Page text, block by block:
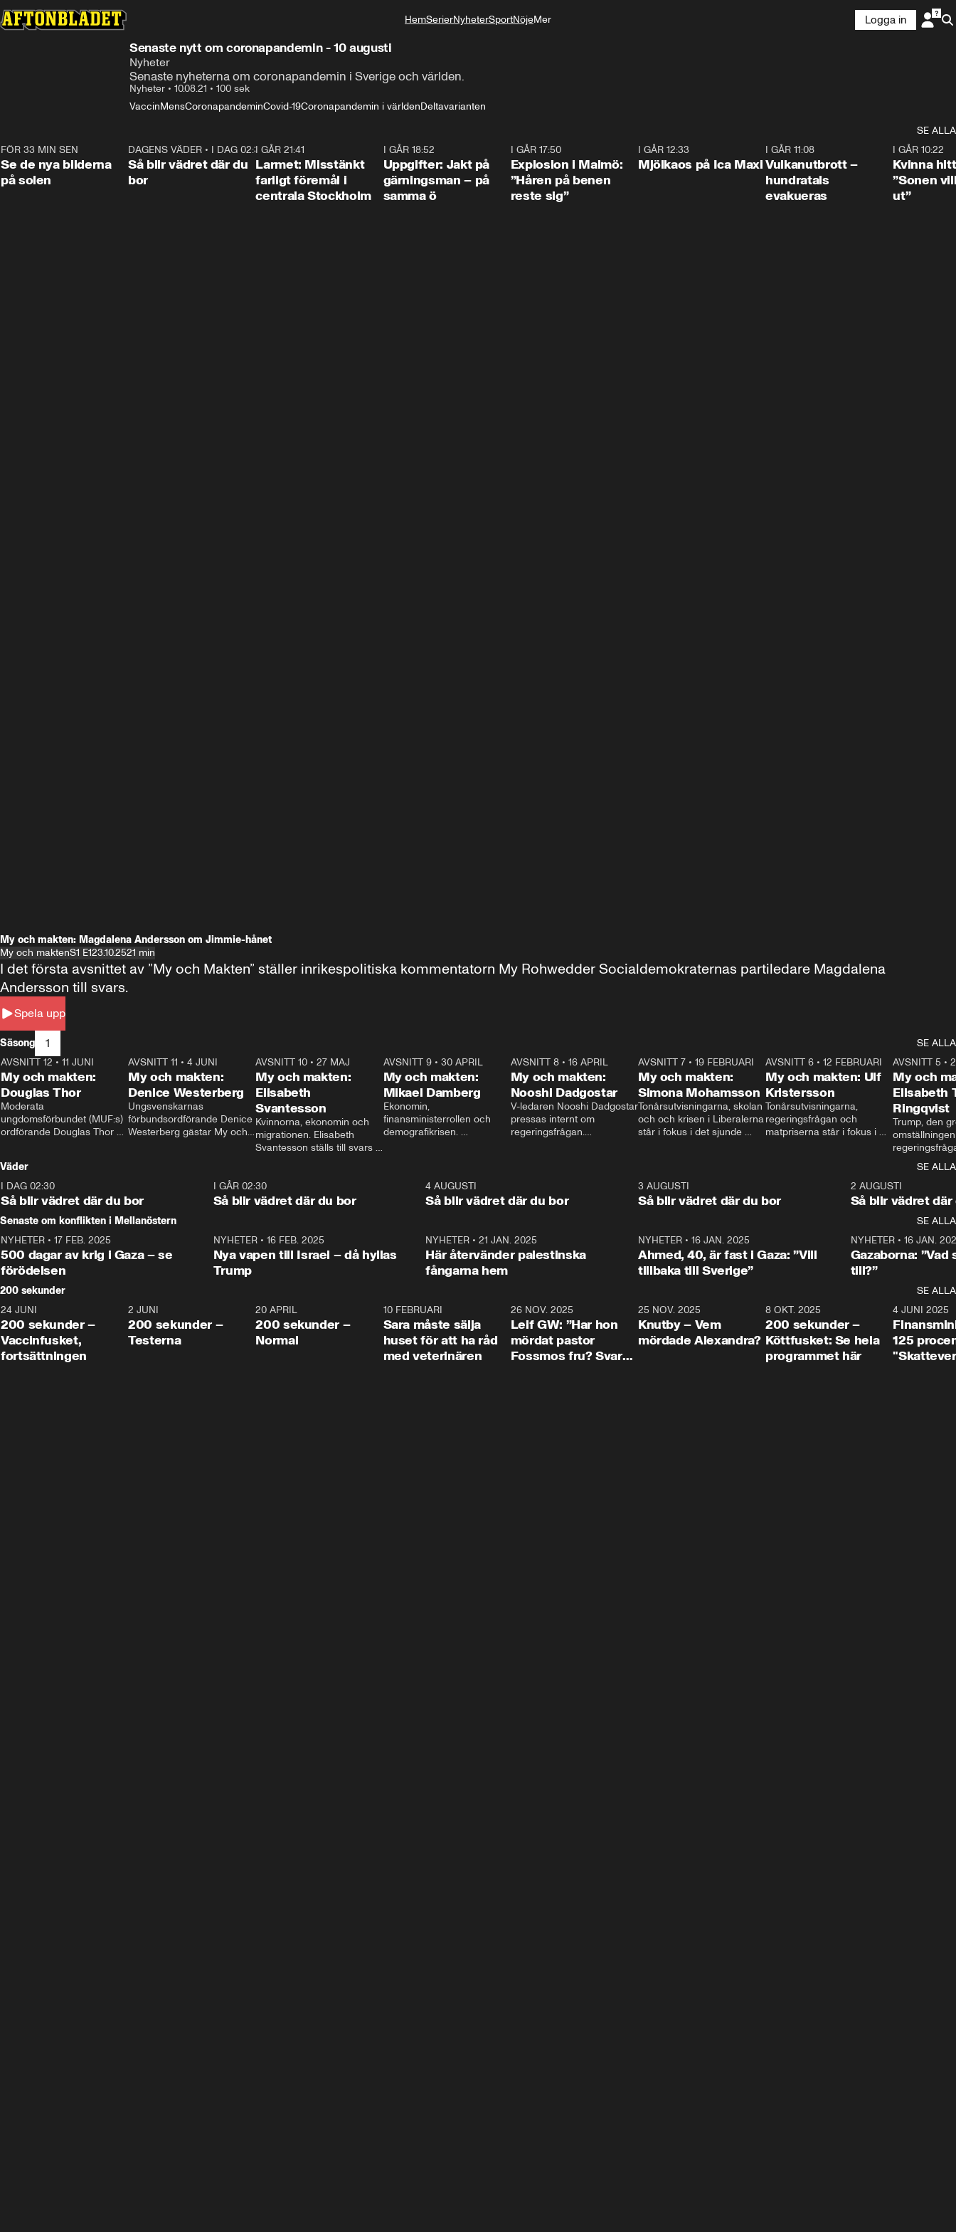
HemSerierNyheterSportNöjeMer
Logga in
Senaste nytt om coronapandemin - 10 augusti
Nyheter
Senaste nyheterna om coronapandemin i Sverige och världen.
Nyheter • 10.08.21 • 100 sek
VaccinMensCoronapandeminCovid-19Coronapandemin i världenDeltavarianten
SE ALLA
FÖR 33 MIN SEN
Se de nya bilderna
på solen
1:06
DAGENS VÄDER • I DAG 02:30
Så blir vädret där du
bor
I GÅR 21:41
Larmet: Misstänkt
farligt föremål i
centrala Stockholm
I GÅR 18:52
Uppgifter: Jakt på
gärningsman – på
samma ö
I GÅR 17:50
Explosion i Malmö:
”Håren på benen
reste sig”
I GÅR 12:33
Mjölkaos på Ica Maxi
I GÅR 11:08
Vulkanutbrott –
hundratals
evakueras
I GÅR 10:22
Kvinna
”Sonen
ut”
My och makten: Magdalena Andersson om Jimmie-hånet
My och maktenS1 E123.10.2521 min
Spela upp
I det första avsnittet av ”My och Makten” ställer inrikespolitiska kommentatorn My Rohwedder Socialdemokraternas partiledare Magdalena
Andersson till svars.
Säsong 1
SE ALLA
26:27
AVSNITT 12 • 11 JUNI
My och makten:
Douglas Thor
Moderata
ungdomsförbundet (MUF:s)
ordförande Douglas Thor
tonårsutvisningarna och hur
Moderaterna ska locka
väljare till valet i höst.
23:40
AVSNITT 11 •4 JUNI
My och makten:
Denice Westerberg
Ungsvenskarnas
förbundsordförande Denice
Westerberg gästar My och
AVSNITT 10 •27 MAJ
My och makten:
Elisabeth
Svantesson
Kvinnorna, ekonomin och
migrationen. Elisabeth
Svantesson ställs till svars
AVSNITT 9• 30 APRIL
My och makten:
Mikael Damberg
Ekonomin,
finansministerrollen och
demografikrisen.
och Makten.
AVSNITT 8• 16 APRIL
My och makten:
Nooshi Dadgostar
V-ledaren Nooshi Dadgostar
pressas internt om
regeringsfrågan.
– Vi ställer upp i val. Ska vi
vara med så sitter vi förstås
24:30
AVSNITT 7• 19 FEBRUARI
My och makten:
Simona Mohamsson
Tonårsutvisningarna, skolan
och och krisen i Liberalerna
står i fokus i det sjunde
kommentator My
Rohwedder ställer
utbildnings- och
Mohamsson till svars.
27:30
AVSNITT 6 •12 FEBRUARI
My och makten: Ulf
Kristersson
Tonårsutvisningarna,
regeringsfrågan och
matpriserna står i fokus i
Rohwedder ställer
statsminister Ulf Kristersson
AVSNITT 5 •
My och
Elisabeth
Ringqvist
Trump, den
centrum i
avsnittet av
Makten”. Se
Aftonbladets
Rohwedder
Thand Ring
Väder
SE ALLA
I DAG 02:30
Så blir vädret där du bor
1:06
I GÅR 02:30
Så blir vädret där du bor
4 AUGUSTI
Så blir vädret där du bor
3 AUGUSTI
Så blir vädret där du bor
2 AUGUSTI
Så blir vädret där
Senaste om konflikten i Mellanöstern
SE ALLA
NYHETER • 17 FEB. 2025
500 dagar av krig i Gaza – se
förödelsen
NYHETER• 16 FEB. 2025
Nya vapen till Israel – då hyllas
Trump
NYHETER •21 JAN. 2025
Här återvänder palestinska
fångarna hem
NYHETER• 16 JAN. 2025
Ahmed, 40, är fast i Gaza: ”Vill
tillbaka till Sverige”
NYHETER• 16 JAN.
Gazaborna:
till?”
200 sekunder
SE ALLA
5:00
24 JUNI
200 sekunder –
Vaccinfusket,
fortsättningen
4:23
2 JUNI
200 sekunder –
Testerna
20 APRIL
200 sekunder –
Normal
10 FEBRUARI
Sara måste sälja
huset för att ha råd
med veterinären
26 NOV. 2025
Leif GW: ”Har hon
mördat pastor
Fossmos fru? Svar
31:05
25 NOV. 2025
Knutby – Vem
mördade Alexandra?
4:29
8 OKT. 2025
200 sekunder –
Köttfusket: Se hela
programmet här
4 JUNI 2025
125